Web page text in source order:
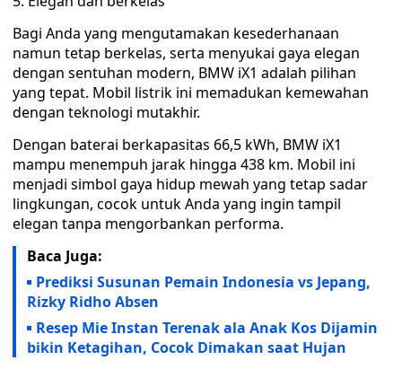
Bagi Anda yang mengutamakan kesederhanaan
namun tetap berkelas, serta menyukai gaya elegan
dengan sentuhan modern, BMW iX1 adalah pilihan
yang tepat. Mobil listrik ini memadukan kemewahan
dengan teknologi mutakhir.
Dengan baterai berkapasitas 66,5 kWh, BMW iX1
mampu menempuh jarak hingga 438 km. Mobil ini
menjadi simbol gaya hidup mewah yang tetap sadar
lingkungan, cocok untuk Anda yang ingin tampil
elegan tanpa mengorbankan performa.
Baca Juga:
Prediksi Susunan Pemain Indonesia vs Jepang,
Rizky Ridho Absen
Resep Mie Instan Terenak ala Anak Kos Dijamin
bikin Ketagihan, Cocok Dimakan saat Hujan